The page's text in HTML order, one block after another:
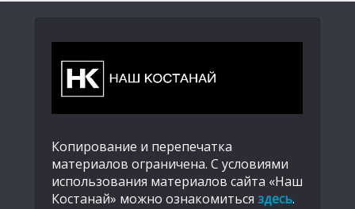
Копирование и перепечатка
материалов ограничена. С условиями
использования материалов сайта «Наш
Костанай» можно ознакомиться здесь.